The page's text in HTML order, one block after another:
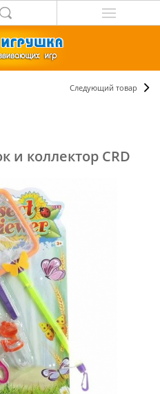
Следующий товар
и коллектор CRD